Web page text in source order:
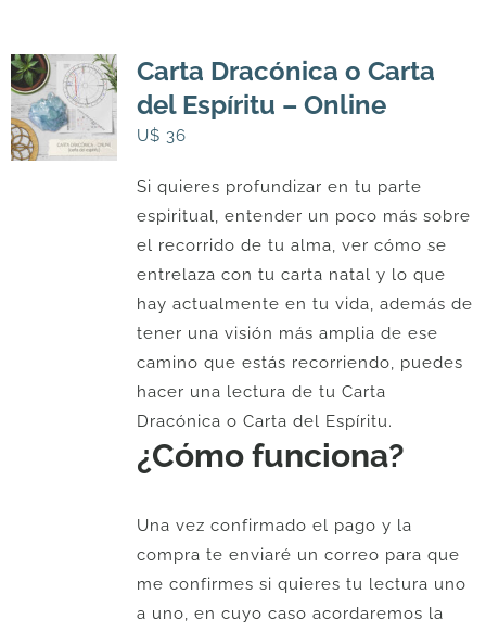
Carta Dracónica o Carta
del Espíritu – Online
U$ 36
Si quieres profundizar en tu parte
espiritual, entender un poco más sobre
el recorrido de tu alma, ver cómo se
entrelaza con tu carta natal y lo que
hay actualmente en tu vida, además de
tener una visión más amplia de ese
camino que estás recorriendo, puedes
hacer una lectura de tu Carta
Dracónica o Carta del Espíritu.
¿Cómo funciona?
Una vez confirmado el pago y la
compra te enviaré un correo para que
me confirmes si quieres tu lectura uno
a uno, en cuyo caso acordaremos la